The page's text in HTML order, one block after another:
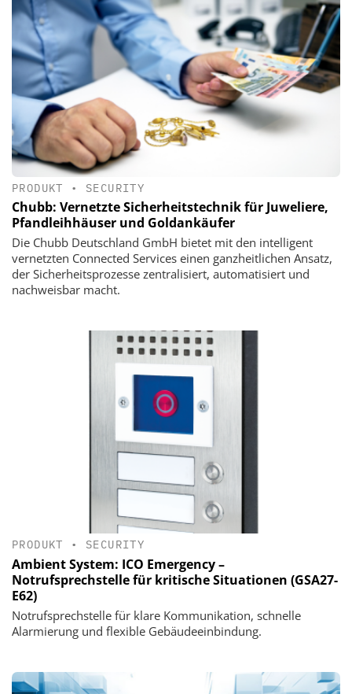
PRODUKT • SECURITY
Chubb: Vernetzte Sicherheitstechnik für Juweliere,
Pfandleihhäuser und Goldankäufer
Die Chubb Deutschland GmbH bietet mit den intelligent
vernetzten Connected Services einen ganzheitlichen Ansatz,
der Sicherheitsprozesse zentralisiert, automatisiert und
nachweisbar macht.
PRODUKT • SECURITY
Ambient System: ICO Emergency –
Notrufsprechstelle für kritische Situationen (GSA27-
E62)
Notrufsprechstelle für klare Kommunikation, schnelle
Alarmierung und flexible Gebäudeeinbindung.